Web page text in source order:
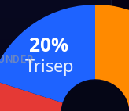
60%
Bahu
20%
20%
20%
Trisep